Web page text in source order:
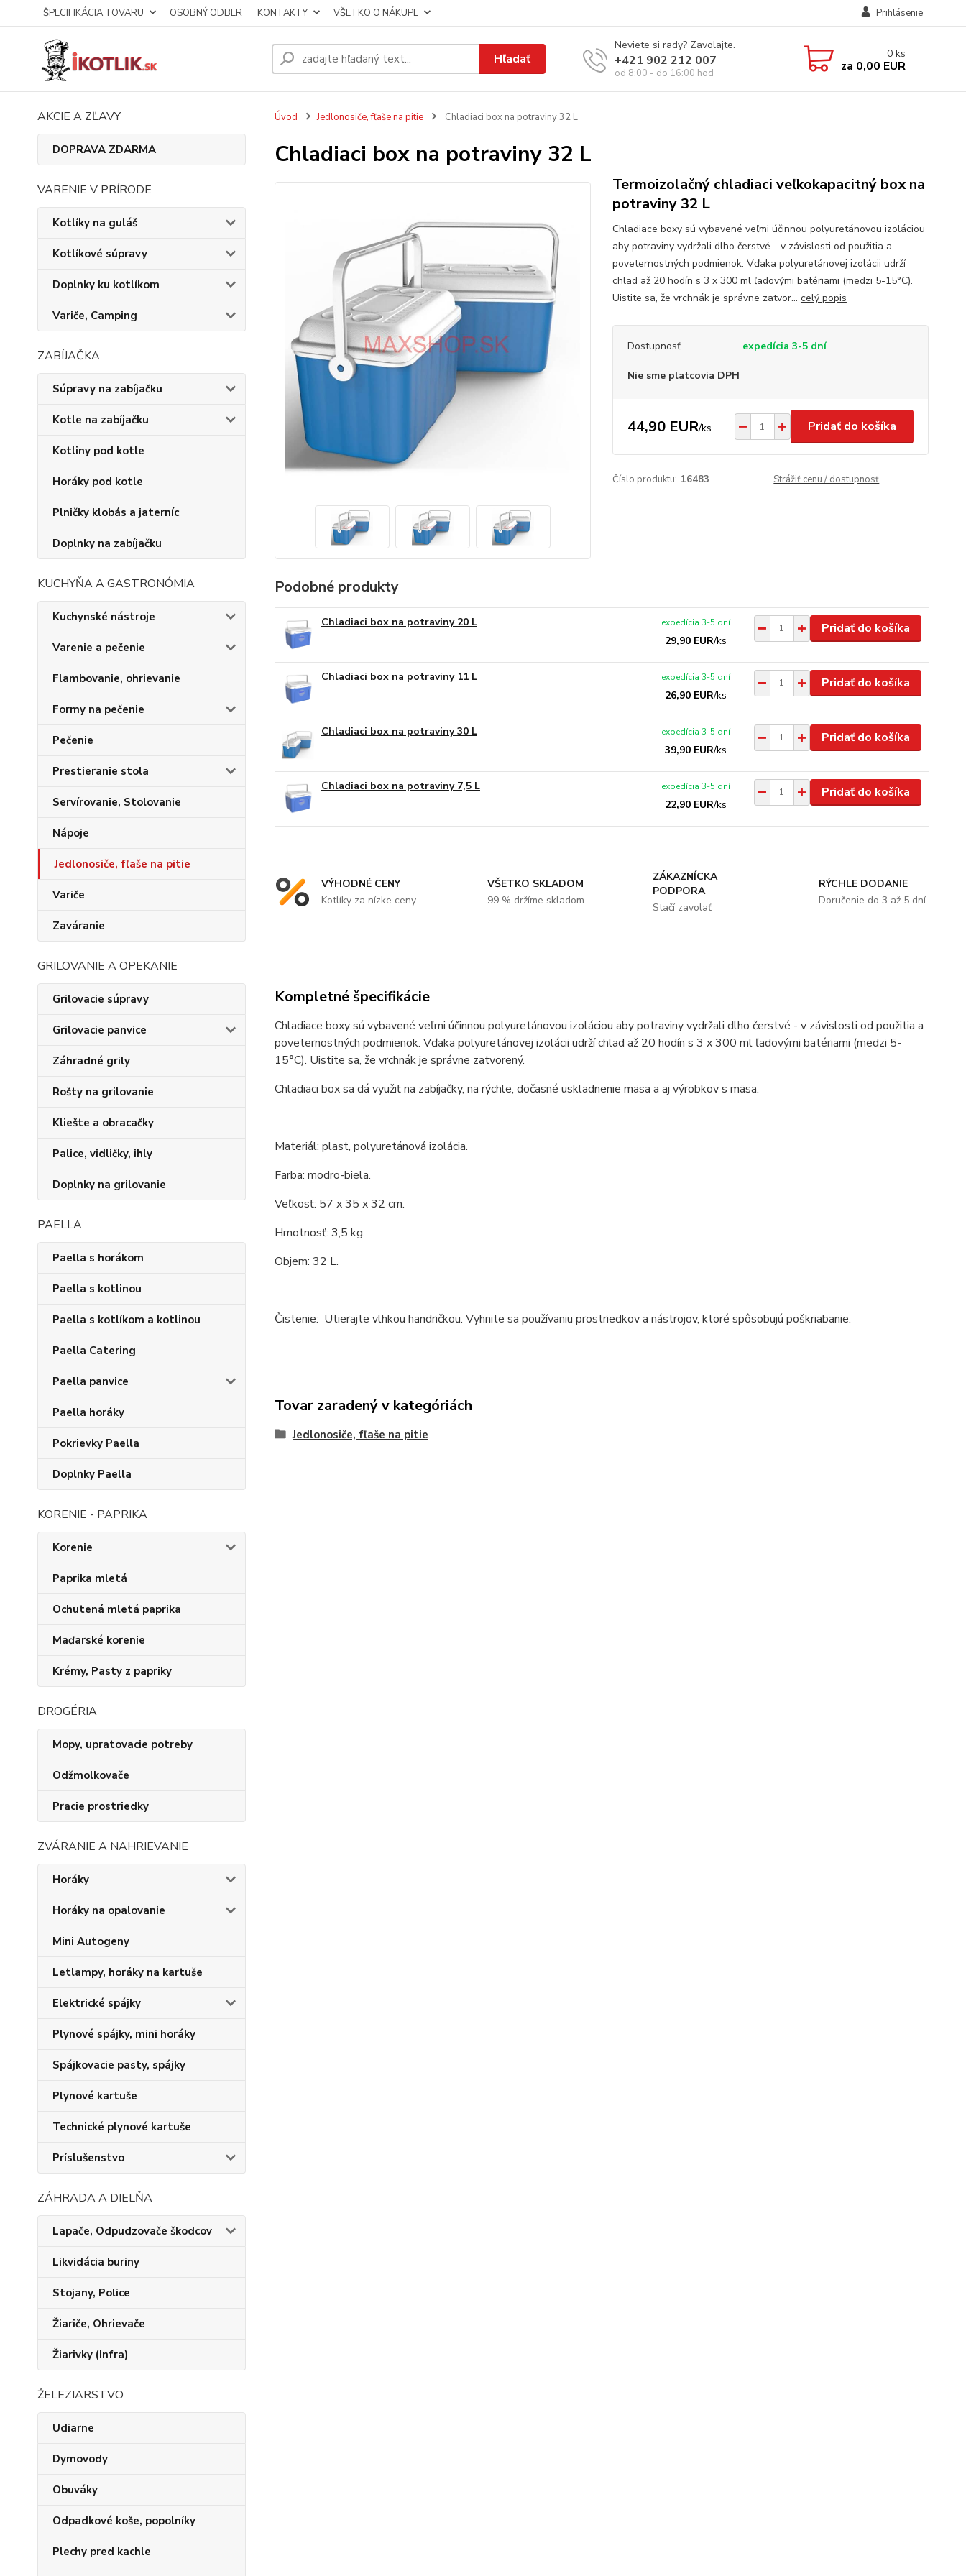
ŠPECIFIKÁCIA TOVARU OSOBNÝ ODBER KONTAKTY VŠETKO O NÁKUPE Prihlásenie
Hľadať
Neviete si rady? Zavolajte.
+421 902 212 007
od 8:00 - do 16:00 hod
0 ks
za 0,00 EUR
AKCIE A ZĽAVY
DOPRAVA ZDARMA
VARENIE V PRÍRODE
Kotlíky na guláš
Kotlíkové súpravy
Doplnky ku kotlíkom
Variče, Camping
ZABÍJAČKA
Súpravy na zabíjačku
Kotle na zabíjačku
Kotliny pod kotle
Horáky pod kotle
Plničky klobás a jaterníc
Doplnky na zabíjačku
KUCHYŇA A GASTRONÓMIA
Kuchynské nástroje
Varenie a pečenie
Flambovanie, ohrievanie
Formy na pečenie
Pečenie
Prestieranie stola
Servírovanie, Stolovanie
Nápoje
Jedlonosiče, fľaše na pitie
Variče
Zaváranie
GRILOVANIE A OPEKANIE
Grilovacie súpravy
Grilovacie panvice
Záhradné grily
Rošty na grilovanie
Kliešte a obracačky
Palice, vidličky, ihly
Doplnky na grilovanie
PAELLA
Paella s horákom
Paella s kotlinou
Paella s kotlíkom a kotlinou
Paella Catering
Paella panvice
Paella horáky
Pokrievky Paella
Doplnky Paella
KORENIE - PAPRIKA
Korenie
Paprika mletá
Ochutená mletá paprika
Maďarské korenie
Krémy, Pasty z papriky
DROGÉRIA
Mopy, upratovacie potreby
Odžmolkovače
Pracie prostriedky
ZVÁRANIE A NAHRIEVANIE
Horáky
Horáky na opalovanie
Mini Autogeny
Letlampy, horáky na kartuše
Elektrické spájky
Plynové spájky, mini horáky
Spájkovacie pasty, spájky
Plynové kartuše
Technické plynové kartuše
Príslušenstvo
ZÁHRADA A DIELŇA
Lapače, Odpudzovače škodcov
Likvidácia buriny
Stojany, Police
Žiariče, Ohrievače
Žiarivky (Infra)
ŽELEZIARSTVO
Udiarne
Dymovody
Obuváky
Odpadkové koše, popolníky
Plechy pred kachle
Úvod Jedlonosiče, fľaše na pitie Chladiaci box na potraviny 32 L
Chladiaci box na potraviny 32 L
Termoizolačný chladiaci veľkokapacitný box na
potraviny 32 L
Chladiace boxy sú vybavené veľmi účinnou polyuretánovou izoláciou
aby potraviny vydržali dlho čerstvé - v závislosti od použitia a
poveternostných podmienok. Vďaka polyuretánovej izolácii udrží
chlad až 20 hodín s 3 x 300 ml ľadovými batériami (medzi 5-15°C).
Uistite sa, že vrchnák je správne zatvor... celý popis
Dostupnosť expedícia 3-5 dní
Nie sme platcovia DPH
44,90 EUR/ks Pridať do košíka
Číslo produktu: 16483 Strážiť cenu / dostupnosť
Podobné produkty
Chladiaci box na potraviny 20 L
29,90 EUR/ks
expedícia 3-5 dní Pridať do košíka
Chladiaci box na potraviny 11 L
26,90 EUR/ks
expedícia 3-5 dní Pridať do košíka
Chladiaci box na potraviny 30 L
39,90 EUR/ks
expedícia 3-5 dní Pridať do košíka
Chladiaci box na potraviny 7,5 L
22,90 EUR/ks
expedícia 3-5 dní Pridať do košíka
VÝHODNÉ CENY
Kotlíky za nízke ceny
VŠETKO SKLADOM
99 % držíme skladom
ZÁKAZNÍCKA
PODPORA
Stačí zavolať
RÝCHLE DODANIE
Doručenie do 3 až 5 dní
Kompletné špecifikácie
Chladiace boxy sú vybavené veľmi účinnou polyuretánovou izoláciou aby potraviny vydržali dlho čerstvé - v závislosti od použitia a
poveternostných podmienok. Vďaka polyuretánovej izolácii udrží chlad až 20 hodín s 3 x 300 ml ľadovými batériami (medzi 5-
15°C). Uistite sa, že vrchnák je správne zatvorený.
Chladiaci box sa dá využiť na zabíjačky, na rýchle, dočasné uskladnenie mäsa a aj výrobkov s mäsa.
Materiál: plast, polyuretánová izolácia.
Farba: modro-biela.
Veľkosť: 57 x 35 x 32 cm.
Hmotnosť: 3,5 kg.
Objem: 32 L.
Čistenie: Utierajte vlhkou handričkou. Vyhnite sa používaniu prostriedkov a nástrojov, ktoré spôsobujú poškriabanie.
Tovar zaradený v kategóriách
Jedlonosiče, fľaše na pitie